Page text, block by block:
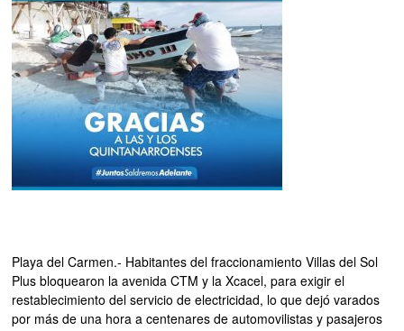
Playa del Carmen.- Habitantes del fraccionamiento Villas del Sol
Plus bloquearon la avenida CTM y la Xcacel, para exigir el
restablecimiento del servicio de electricidad, lo que dejó varados
por más de una hora a centenares de automovilistas y pasajeros